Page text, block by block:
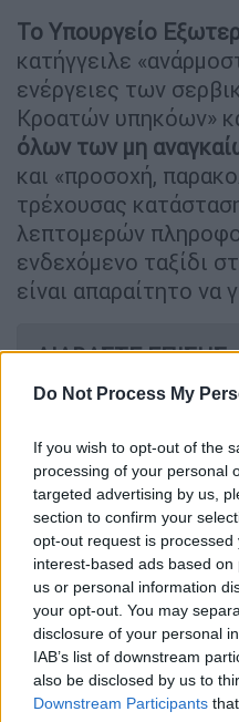
Do Not Process My
If you wish to opt-out of the
processing of your personal
targeted advertising by us,
section to confirm your
opt-out request is
interest-based ads based
us or personal information
your opt-out. You may
disclosure of your personal
IAB’s list of downstream
also be disclosed by us to
Downstream Participants
Το Υπουργείο
κατήγγειλε
ενέργειες των
Κροατών υπηκόων»
όλων των μη
και «προσοχή,
τρέχουσας
λεπτομερών
ενδεχόμενο ταξίδι
είναι απαραίτητο να
ΔΙΑΒΑΣΤΕ ΕΠΙΣΗΣ
Κόσμος 24.01.2025
Πόλεμος στην
σε πλήγματα της
περιφέρεια του
Απέλασαν στη
ακτιβιστές
Η οδηγία αυτή
απέλαση από τις